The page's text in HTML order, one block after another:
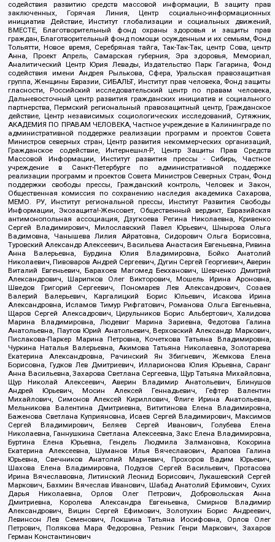
содействия развитию средств массовой информации, В защиту прав
заключенных, Горячая Линия, Центр социально-информационных
инициатив Действие, Институт глобализации и социальных движений,
ВМЕСТЕ, Благотворительный фонд охраны здоровья и защиты прав
граждан, Благотворительный фонд помощи осужденным и их семьям, Фонд
Тольятти, Новое время, Серебряная тайга, Так-Так-Так, центр Сова, центр
Анна, Проект Апрель, Самарская губерния, Эра здоровья, Мемориал,
Аналитический Центр Юрия Левады, Издательство Парк Гагарина, Фонд
содействия имени Андрея Рылькова, Сфера, Уральская правозащитная
группа, Женщины Евразии, СИБАЛЬТ, Институт прав человека, Фонд защиты
гласности, Российский исследовательский центр по правам человека,
Дальневосточный центр развития гражданских инициатив и социального
партнерства, Пермский региональный правозащитный центр, Гражданское
действие, Центр независимых социологических исследований, Сутяжник,
АКАДЕМИЯ ПО ПРАВАМ ЧЕЛОВЕКА, Частное учреждение в Калининграде по
административной поддержке реализации программ и проектов Совета
Министров северных стран, Центр развития некоммерческих организаций,
Гражданское содействие, Интернешнл-Р, Центр Защиты Прав Средств
Массовой Информации, Институт развития прессы - Сибирь, Частное
учреждение в Санкт-Петербурге по административной поддержке
реализации программ и проектов Совета Министров Северных Стран, Фонд
поддержки свободы прессы, Гражданский контроль, Человек и Закон,
Общественная комиссия по сохранению наследия академика Сахарова,
МЕМО. РУ, Институт региональной прессы, Институт Развития Свободы
Информации, Экозащита!-Женсовет, Общественный вердикт, Евразийская
антимонопольная ассоциация, Дзугкоева Регина Николаевна, Кривенко
Сергей Владимирович, Милославский Павел Юрьевич, Шнырова Ольга
Вадимовна, Чанышева Лилия Айратовна, Сидорович Ольга Борисовна,
Туровский Александр Алексеевич, Васильева Анастасия Евгеньевна, Ривина
Анна Валерьевна, Бурдина Юлия Владимировна, Бойко Анатолий
Николаевич, Пивоваров Андрей Сергеевич, Дугин Сергей Георгиевич, Аверин
Виталий Евгеньевич, Барахоев Магомед Бекханович, Шевченко Дмитрий
Александрович, Шарипков Олег Викторович, Мошель Ирина Ароновна,
Шведов Григорий Сергеевич, Пономарев Лев Александрович, Созаев
Валерий Валерьевич, Каргалицкий Борис Юльевич, Исакова Ирина
Александровна, Исламов Тимур Рифгатович, Романова Ольга Евгеньевна,
Щаров Сергей Алексадрович, Цирульников Борис Альбертович, Халидова
Марина Владимировна, Людевиг Марина Зариевна, Федотова Галина
Анатольевна, Паутов Юрий Анатольевич, Верховский Александр Маркович,
Пислакова-Паркер Марина Петровна, Кочеткова Татьяна Владимировна,
Чуркина Наталья Валерьевна, Акимова Татьяна Николаевна, Золотарева
Екатерина Александровна, Рачинский Ян Збигневич, Жемкова Елена
Борисовна, Гудков Лев Дмитриевич, Илларионова Юлия Юрьевна, Саранг
Анна Васильевна, Захарова Светлана Сергеевна, Щур Татьяна Михайловна,
Щур Николай Алексеевич, Аверин Владимир Анатольевич, Блинушов
Андрей Юрьевич, Мосин Алексей Геннадьевич, Гефтер Валентин
Михайлович, Симонов Алексей Кириллович, Флиге Ирина Анатольевна,
Мельникова Валентина Дмитриевна, Вититинова Елена Владимировна,
Баженова Светлана Куприяновна, Исаев Сергей Владимирович, Максимов
Сергей Владимирович, Беляев Сергей Иванович, Голубева Елена
Николаевна, Ганнушкина Светлана Алексеевна, Закс Елена Владимировна,
Буртина Елена Юрьевна, Гендель Людмила Залмановна, Кокорина
Екатерина Алексеевна, Шуманов Илья Вячеславович, Арапова Галина
Юрьевна, Свечников Анатолий Мариевич, Прохоров Вадим Юрьевич,
Шахова Елена Владимировна, Подузов Сергей Васильевич, Протасова
Ирина Вячеславовна, Литинский Леонид Борисович, Лукашевский Сергей
Маркович, Бахмин Вячеслав Иванович, Шабад Анатолий Ефимович, Сухих
Дарья Николаевна, Орлов Олег Петрович, Добровольская Анна
Дмитриевна, Королева Александра Евгеньевна, Смирнов Владимир
Александрович, Вицин Сергей Ефимович, Золотухин Борис Андреевич,
Левинсон Лев Семенович, Локшина Татьяна Иосифовна, Орлов Олег
Петрович, Полякова Мара Федоровна, Резник Генри Маркович, Захаров
Герман Константинович